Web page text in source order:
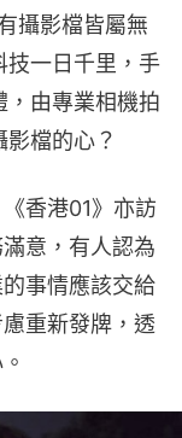
攝影檔皆屬無
技一日千里，手
由專業相機拍
檔的心？
《香港01》亦訪
意，有人認為
事情應該交給
重新發牌，透